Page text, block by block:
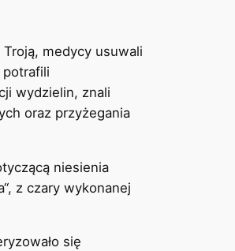
medycy usuwali
potrafili
wydzielin, znali
oraz przyżegania
niesienia
z czary wykonanej
się